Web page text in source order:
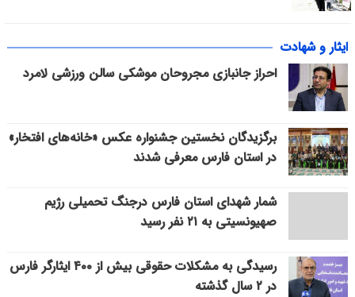
ایثار و شهادت
احراز جانبازی مجروحان موشکی سالن ورزشی لامرد
برگزیدگان نخستین جشنواره عکس «خانه‌های افتخار»
در استان فارس معرفی شدند
شمار شهدای استان فارس درجنگ تحمیلی رژیم
صهیونسیتی به ۲۱ نفر رسید
رسیدگی به مشکلات حقوقی بیش از ۴۰۰ ایثارگر فارس
در ۲ سال گذشته